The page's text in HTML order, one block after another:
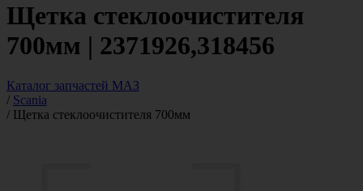
Щетка стеклоочистителя
700мм | 2371926,318456
Каталог запчастей МАЗ
/ Scania
/ Щетка стеклоочистителя 700мм